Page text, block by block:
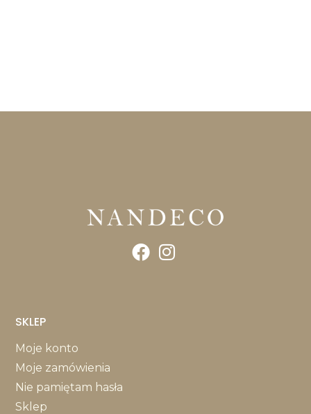
SKLEP
Moje konto
Moje zamówienia
Nie pamiętam hasła
Sklep